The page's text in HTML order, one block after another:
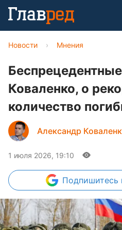
Новости › Мнения
Коваленко, о
количество
Александр
1 июля 2026, 19:10
Подпишитесь